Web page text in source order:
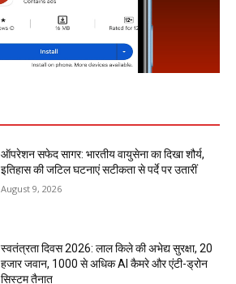
ऑपरेशन सफेद सागर: भारतीय वायुसेना का दिखा शौर्य,
इतिहास की जटिल घटनाएं सटीकता से पर्दे पर उतारीं
August 9, 2026
स्वतंत्रता दिवस 2026: लाल किले की अभेद्य सुरक्षा, 20
हजार जवान, 1000 से अधिक AI कैमरे और एंटी-ड्रोन
सिस्टम तैनात